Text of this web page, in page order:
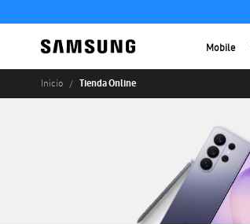
Mobile
Inicio Tienda Online